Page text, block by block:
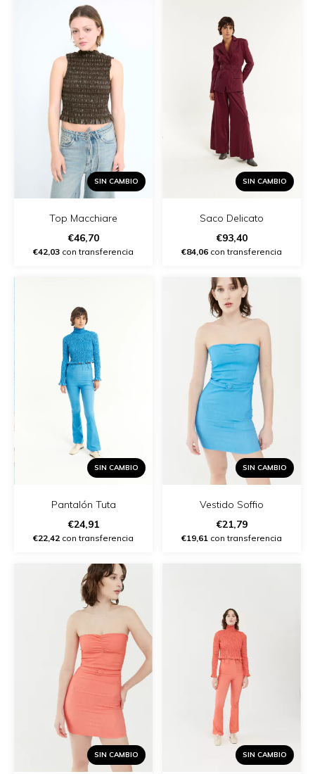
SIN CAMBIO
Top Macchiare
€46,70
€42,03 con transferencia
SIN CAMBIO
Saco Delicato
€93,40
€84,06 con transferencia
SIN CAMBIO
Pantalón Tuta
€24,91
€22,42 con transferencia
SIN CAMBIO
Vestido Soffio
€21,79
€19,61 con transferencia
SIN CAMBIO SIN CAMBIO